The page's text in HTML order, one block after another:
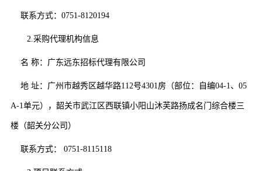
联系方式： 0751-8120194
2.采购代理机构信息
名 称：广东远东招标代理有限公司
地 址：广州市越秀区越华路112号4301房（部位：自编04-1、05
A-1单元） ，韶关市武江区西联镇小阳山沐芙路扬成名门综合楼三
楼（韶关分公司）
联系方式： 0751-8115118